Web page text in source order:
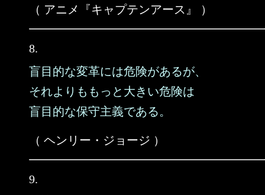
（ アニメ『キャプテンアース』 ）
8.
盲目的な変革には危険があるが、
それよりももっと大きい危険は
盲目的な保守主義である。
（ ヘンリー・ジョージ ）
9.